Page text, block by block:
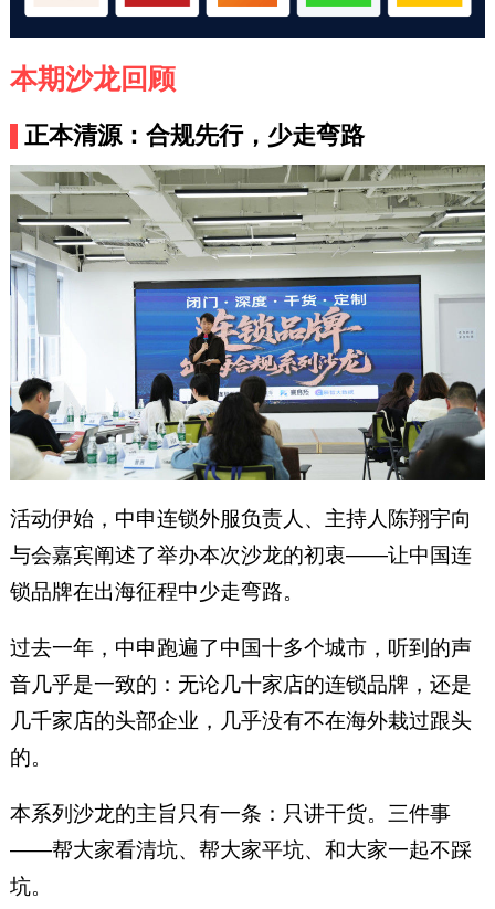
本期沙龙回顾
正本清源：合规先行，少走弯路
活动伊始，中申连锁外服负责人、主持人陈翔宇向
与会嘉宾阐述了举办本次沙龙的初衷——让中国连
锁品牌在出海征程中少走弯路。
过去一年，中申跑遍了中国十多个城市，听到的声
音几乎是一致的：无论几十家店的连锁品牌，还是
几千家店的头部企业，几乎没有不在海外栽过跟头
的。
本系列沙龙的主旨只有一条：只讲干货。三件事
——帮大家看清坑、帮大家平坑、和大家一起不踩
坑。